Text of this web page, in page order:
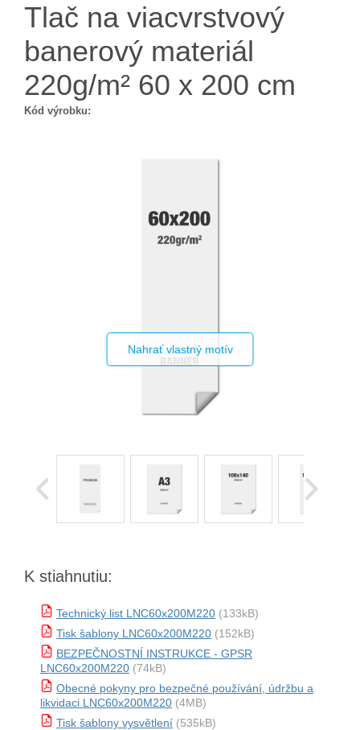
Tlač na viacvrstvový
banerový materiál
220g/m² 60 x 200 cm
Kód výrobku:
Nahrať vlastný motív
K stiahnutiu:
Technický list LNC60x200M220 (133kB)
Tisk šablony LNC60x200M220 (152kB)
BEZPEČNOSTNÍ INSTRUKCE - GPSR
LNC60x200M220 (74kB)
Obecné pokyny pro bezpečné používání, údržbu a
likvidaci LNC60x200M220 (4MB)
Tisk šablony vysvětlení (535kB)